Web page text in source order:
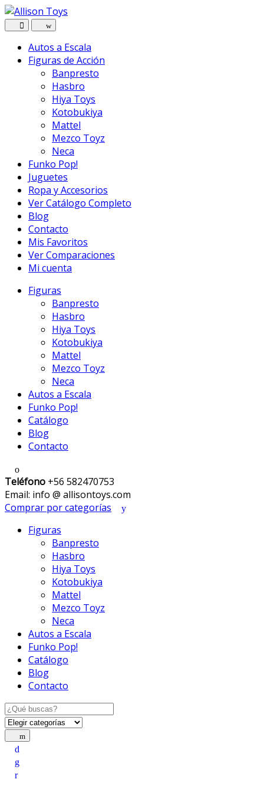
Navegar
Ir
al
Autos a Escala
Figuras de Acción
Banpresto
Hasbro
Hiya Toys
Kotobukiya
Mattel
Mezco Toyz
Neca
Funko Pop!
Juguetes
Ropa y Accesorios
Ver Catálogo Completo
Blog
Contacto
Mis Favoritos
Ver Comparaciones
Mi cuenta
Figuras
Banpresto
Hasbro
Hiya Toys
Kotobukiya
Mattel
Mezco Toyz
Neca
Autos a Escala
Funko Pop!
Catálogo
Blog
Contacto
Teléfono +56 582470753
Email: info @ allisontoys.com
Comprar por categorías
Figuras
Banpresto
Hasbro
Hiya Toys
Kotobukiya
Mattel
Mezco Toyz
Neca
Autos a Escala
Funko Pop!
Catálogo
Blog
Contacto
Search for: